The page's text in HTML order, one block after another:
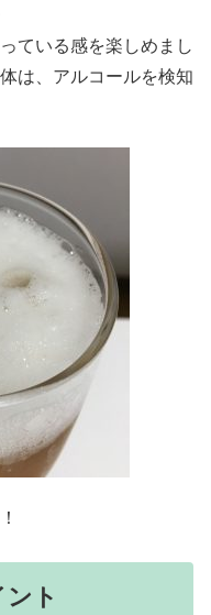
ている感を楽しめまし
は、アルコールを検知
ト